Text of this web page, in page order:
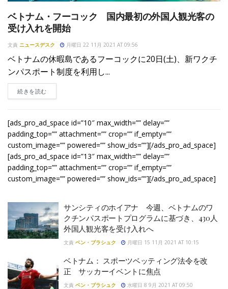
ベトナム・フーコック 国内最初の外国人観光客の
受け入れを開始
文責 ニュースデスク 月曜日 22 11月 2021 AT 09:56
ベトナムの休暇島であるフーコックに20日(土)、新ワクチ
ンパスポート制度を利用し...
続きを読むDETAILS
[ads_pro_ad_space id=”10″ max_width=”” delay=””
padding_top=”” attachment=”” crop=”” if_empty=””
custom_image=”” powered=”” show_ids=””][/ads_pro_ad_space]
[ads_pro_ad_space id=”13″ max_width=”” delay=””
padding_top=”” attachment=”” crop=”” if_empty=””
custom_image=”” powered=”” show_ids=””][/ads_pro_ad_space]
サンシティのホイアナ 今週、ベトナムのワ
クチンパスポートプログラムに基づき、430人
外国人観光客を受け入れへ
文責 ベン・ブラシュク 月曜日 15 11月 2021 AT 10:15
ベトナム： スポーツベッティング法令を改
正 サッカーイベントに焦点
文責 ベン・ブラシュク 水曜日 8 9月 2021 AT 09:50